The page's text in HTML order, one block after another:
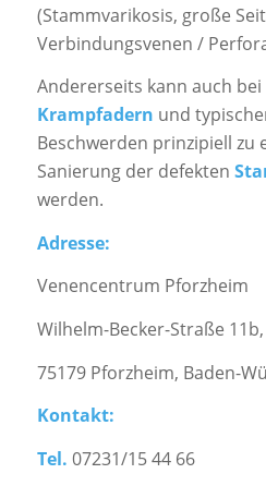
(Stammvarikosis, große
Verbindungsvenen /
Andererseits kann auch
Krampfadern und
Beschwerden prinzipiell zu
Sanierung der defekten
werden.
Adresse:
Venencentrum Pforzheim
Wilhelm-Becker-Straße 11b,
75179 Pforzheim, Baden-
Kontakt:
Tel. 07231/15 44 66